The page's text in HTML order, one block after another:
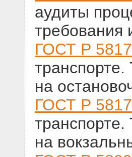
аудиты
требования
ГОСТ Р
на
ГОСТ Р
на